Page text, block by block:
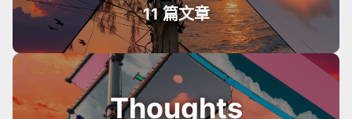
11 篇文章
Thoughts